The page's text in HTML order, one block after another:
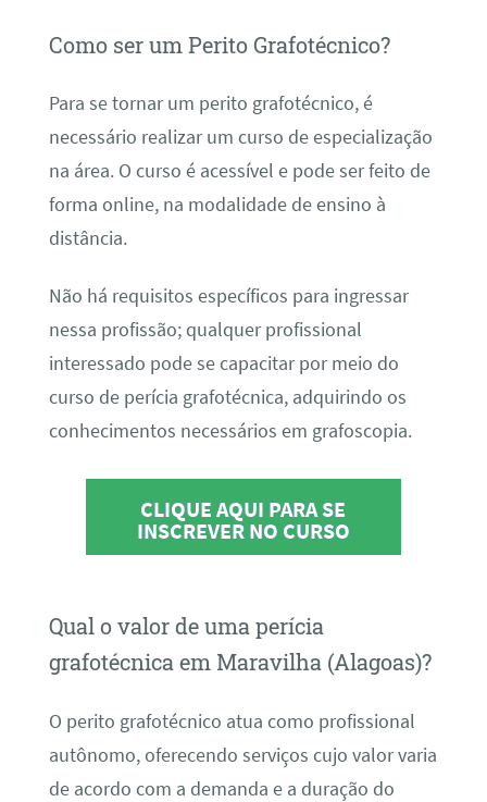
Como ser um Perito Grafotécnico?
Para se tornar um perito grafotécnico, é
necessário realizar um curso de especialização
na área. O curso é acessível e pode ser feito de
forma online, na modalidade de ensino à
distância.
Não há requisitos específicos para ingressar
nessa profissão; qualquer profissional
interessado pode se capacitar por meio do
curso de perícia grafotécnica, adquirindo os
conhecimentos necessários em grafoscopia.
CLIQUE AQUI PARA SE
INSCREVER NO CURSO
Qual o valor de uma perícia
grafotécnica em Maravilha (Alagoas)?
O perito grafotécnico atua como profissional
autônomo, oferecendo serviços cujo valor varia
de acordo com a demanda e a duração do